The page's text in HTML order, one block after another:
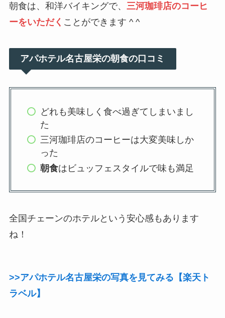
朝食は、和洋バイキングで、 三河珈琲店のコーヒ
ーをいただく ことができます ^ ^
アパホテル名古屋栄の朝食の口コミ
どれも美味しく食べ過ぎてしまいまし
た
三河珈琲店のコーヒーは大変美味しか
った
朝食はビュッフェスタイルで味も満足
全国チェーンのホテルという安心感もあります
ね！
>>アパホテル名古屋栄の写真を見てみる【楽天ト
ラベル】